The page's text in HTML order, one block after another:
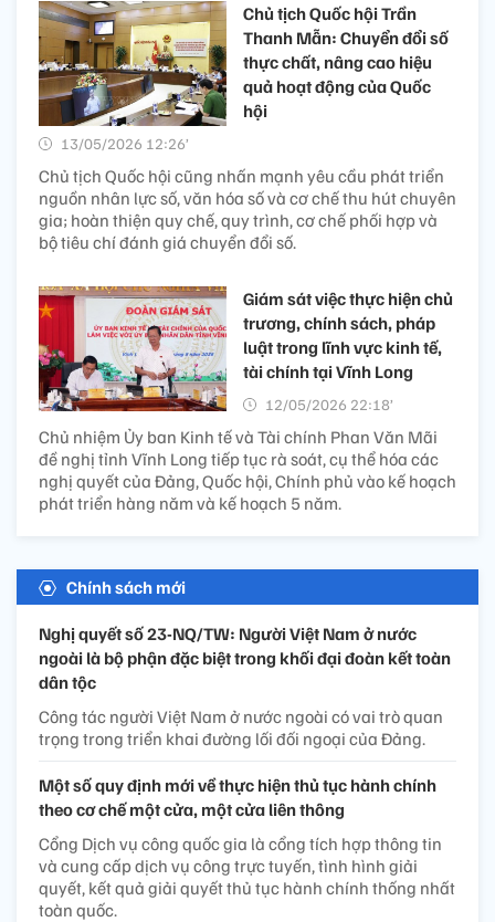
Chủ tịch Quốc hội Trần
Thanh Mẫn: Chuyển đổi số
thực chất, nâng cao hiệu
quả hoạt động của Quốc
hội
13/05/2026 12:26’
Chủ tịch Quốc hội cũng nhấn mạnh yêu cầu phát triển
nguồn nhân lực số, văn hóa số và cơ chế thu hút chuyên
gia; hoàn thiện quy chế, quy trình, cơ chế phối hợp và
bộ tiêu chí đánh giá chuyển đổi số.
Giám sát việc thực hiện chủ
trương, chính sách, pháp
luật trong lĩnh vực kinh tế,
tài chính tại Vĩnh Long
12/05/2026 22:18’
Chủ nhiệm Ủy ban Kinh tế và Tài chính Phan Văn Mãi
đề nghị tỉnh Vĩnh Long tiếp tục rà soát, cụ thể hóa các
nghị quyết của Đảng, Quốc hội, Chính phủ vào kế hoạch
phát triển hàng năm và kế hoạch 5 năm.
Chính sách mới
Nghị quyết số 23-NQ/TW: Người Việt Nam ở nước
ngoài là bộ phận đặc biệt trong khối đại đoàn kết toàn
dân tộc
Công tác người Việt Nam ở nước ngoài có vai trò quan
trọng trong triển khai đường lối đối ngoại của Đảng.
Một số quy định mới về thực hiện thủ tục hành chính
theo cơ chế một cửa, một cửa liên thông
Cổng Dịch vụ công quốc gia là cổng tích hợp thông tin
và cung cấp dịch vụ công trực tuyến, tình hình giải
quyết, kết quả giải quyết thủ tục hành chính thống nhất
toàn quốc.